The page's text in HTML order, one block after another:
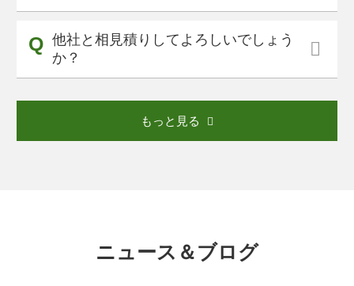
他社と相見積りしてよろしいでしょう
か？
もっと見る
ニュース＆ブログ